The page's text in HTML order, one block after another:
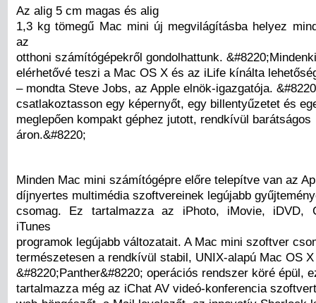
Az alig 5 cm magas és alig
1,3 kg tömegű Mac mini új megvilágításba helyez
az
otthoni számítógépekről gondolhattunk.
elérhetővé teszi a Mac OS X és az iLife kínálta
– mondta Steve Jobs, az Apple elnök-igazgatója.
csatlakoztasson egy képernyőt, egy billentyűzetet és
meglepően kompakt géphez jutott, rendkívül barátságos
áron.&#8220;
Minden Mac mini számítógépre előre telepítve van az
díjnyertes multimédia szoftvereinek legújabb
csomag. Ez tartalmazza az iPhoto, iMovie, iDVD,
iTunes
programok legújabb változatait. A Mac mini szoftver
természetesen a rendkívül stabil, UNIX-alapú Mac OS
&#8220;Panther&#8220; operációs rendszer köré épül,
tartalmazza még az iChat AV videó-konferencia